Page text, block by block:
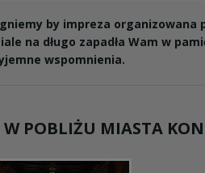
by impreza organizowana
na długo zapadła Wam w
wspomnienia.
W POBLIŻU MIASTA